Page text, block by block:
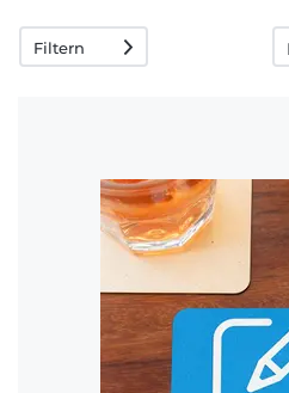
30 Tage
Häufige
Fragen
Filtern